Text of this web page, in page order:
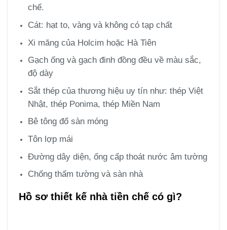
chế.
Cát: hạt to, vàng và không có tạp chất
Xi măng của Holcim hoặc Hà Tiên
Gạch ống và gạch đinh đồng đều về màu sắc,
độ dày
Sắt thép của thương hiệu uy tín như: thép Việt
Nhật, thép Ponima, thép Miền Nam
Bê tông đổ sàn móng
Tôn lợp mái
Đường dây diện, ống cấp thoát nước âm tường
Chống thấm tường và sàn nhà
Hồ sơ thiết kế nhà tiền chế có gì?